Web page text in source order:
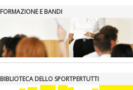
FORMAZIONE E BANDI
BIBLIOTECA DELLO SPORTPERTUTTI